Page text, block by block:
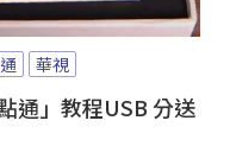
華視
通」教程USB 分送